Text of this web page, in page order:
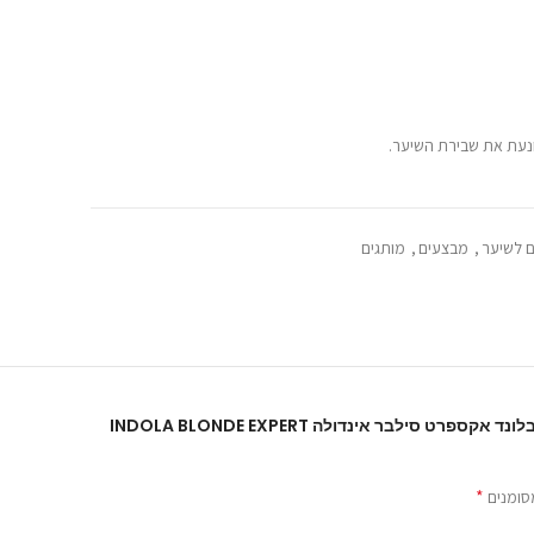
לשיער , מבצעים , מותגים
היה הראשון לכתוב סקירה “קיט בלונד אקספרט סילבר אינדולה INDOLA BLONDE EXPERT
*